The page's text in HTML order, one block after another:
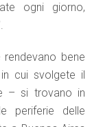
ogni giorno,
bene
in cui svolgete il
– si trovano in
periferie delle